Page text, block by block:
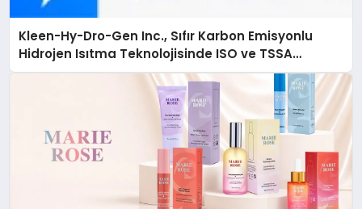
Kleen-Hy-Dro-Gen Inc., Sıfır Karbon Emisyonlu
Hidrojen Isıtma Teknolojisinde ISO ve TSSA
Düzenleyici Onaylarını Aldı